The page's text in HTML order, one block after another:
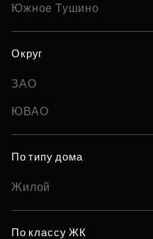
Южное Тушино
Округ
ЗАО
ЮВАО
По типу дома
Жилой
По классу ЖК